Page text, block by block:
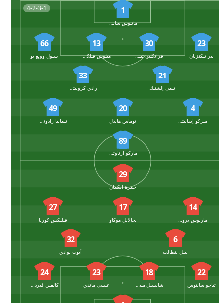
4-2-3-1 1
ماتيوس سانتانا
23
نير تيكنزيان
30
فرانكلين تيبو أوشينا
13
ميلوس فيلكوفيتش
66
سيول وونغ يو
21
تيمى إلشنيك
33
رادي كرونيتش
4
20
توماس هاندل
49
89
ماركو ارناوتوفيتش
29
حمزة ايكمان
14
17
نجالايل موكاو
27
فيليكس كوريا
6
نبيل بنطالب
32
أيوب بوادي
22
تياجو سانتوس
18
23
عيسى ماندي
24